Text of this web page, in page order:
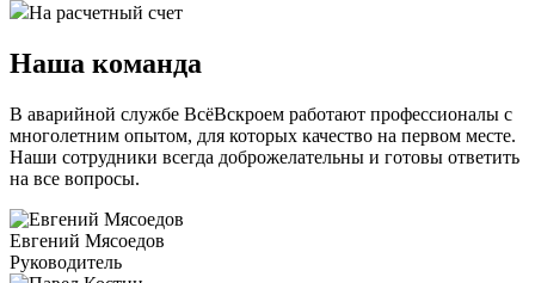
На расчетный счет
Наша команда
В аварийной службе ВсёВскроем работают профессионалы с
многолетним опытом, для которых качество на первом месте.
Наши сотрудники всегда доброжелательны и готовы ответить
на все вопросы.
Евгений Мясоедов
Руководитель